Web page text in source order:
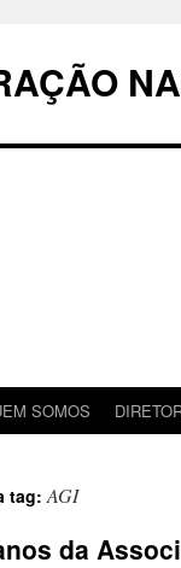
SOMOS
tag:AGI
da